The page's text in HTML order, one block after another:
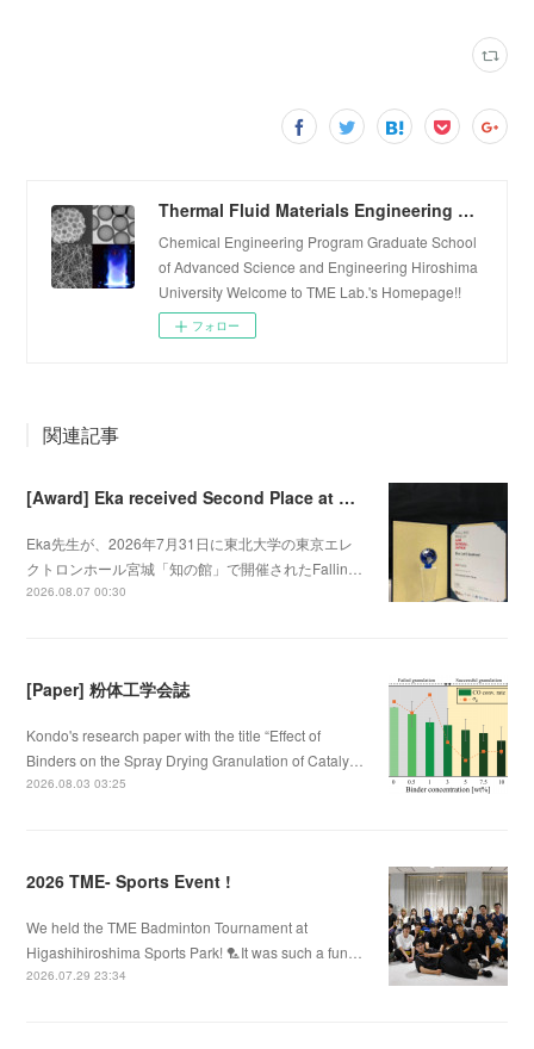
Thermal Fluid Materials Engineering Laboratory
Chemical Engineering Program Graduate School
of Advanced Science and Engineering Hiroshima
University Welcome to TME Lab.'s Homepage!!
フォロー
関連記事
[Award] Eka received Second Place at Falling Walls Lab Sendai 2026
Eka先生が、2026年7月31日に東北大学の東京エレ
クトロンホール宮城「知の館」で開催されたFallin…
2026.08.07 00:30
[Paper] 粉体工学会誌
Kondo's research paper with the title “Effect of
Binders on the Spray Drying Granulation of Cataly…
2026.08.03 03:25
2026 TME- Sports Event !
We held the TME Badminton Tournament at
Higashihiroshima Sports Park! 🏸It was such a fun…
2026.07.29 23:34